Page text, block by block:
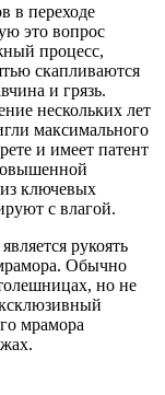
в переходе
это вопрос
процесс,
скапливаются
и грязь.
нескольких лет
максимального
и имеет патент
ключевых
с влагой.
рукоять
Обычно
но не
мрамора